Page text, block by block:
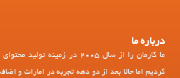
درباره ما
ما کارمان را از سال 2005 در زمینه
کردیم اما حالا بعد از دو دهه تجربه در امارات و